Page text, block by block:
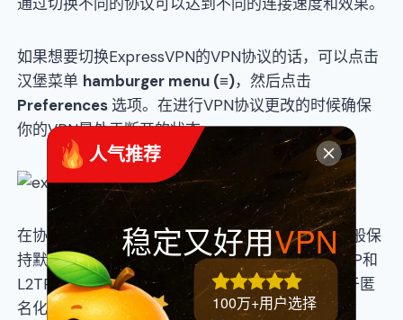
如果想要切换ExpressVPN的VPN协议的话，可以点击
汉堡菜单 hamburger menu (≡)，然后点击
Preferences 选项。在进行VPN协议更改的时候确保
你的VPN是处于断开的状态。
在协议 Protocol界面选择你想要的协议类型，一般保
持默认，选择完成后点击OK保存设置即可。PPTP和
L2TP-IPsec两种协议提供的安全性较弱，只能用于匿
名化或更改节点位置。
人气推荐
稳定又好用VPN
100万+用户选择